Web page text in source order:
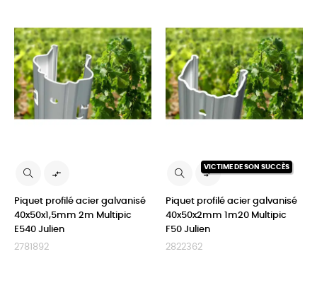

Piquet profilé acier galvanisé
40x50x1,5mm 2m Multipic
E540 Julien
2781892
VICTIME DE SON SUCCÈS

Piquet profilé acier galvanisé
40x50x2mm 1m20 Multipic
F50 Julien
2822362